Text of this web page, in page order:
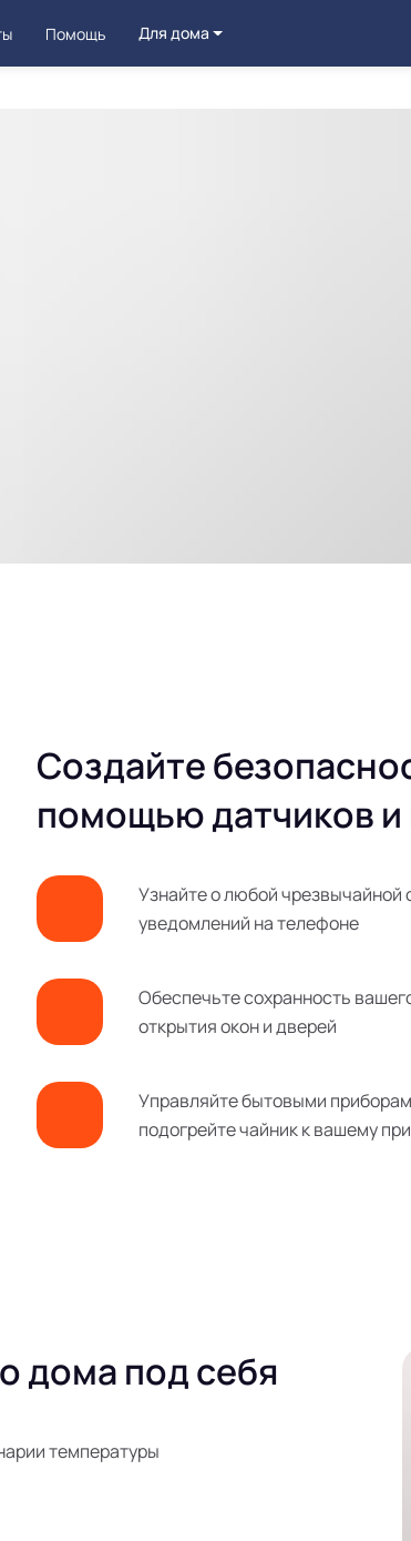
Помощь Для дома
Создайте
помощью датчиков
Узнайте о любой
уведомлений на телефоне
Обеспечьте сохранность
открытия окон и дверей
Управляйте бытовыми
подогрейте чайник к вашему
дома под себя
температуры